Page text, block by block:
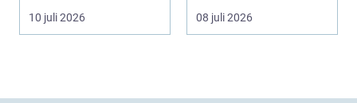
om det handlar om en
10 juli 2026
i samma p...
08 juli 2026